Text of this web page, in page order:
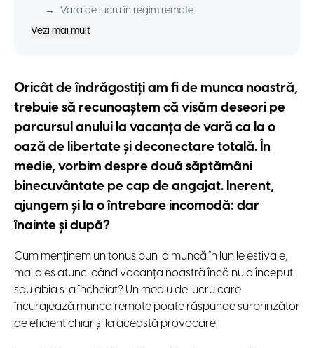
→
Vara de lucru în regim remote
Vezi mai mult
Oricât de îndrăgostiţi am fi de munca noastră,
trebuie să recunoaştem că visăm deseori pe
parcursul anului la vacanţa de vară ca la o
oază de libertate şi deconectare totală. În
medie, vorbim despre două săptămâni
binecuvântate pe cap de angajat. Inerent,
ajungem şi la o întrebare incomodă: dar
înainte şi după?
Cum menţinem un tonus bun la muncă în lunile estivale,
mai ales atunci când vacanţa noastră încă nu a început
sau abia s-a încheiat? Un mediu de lucru care
încurajează munca remote poate răspunde surprinzător
de eficient chiar şi la această provocare.